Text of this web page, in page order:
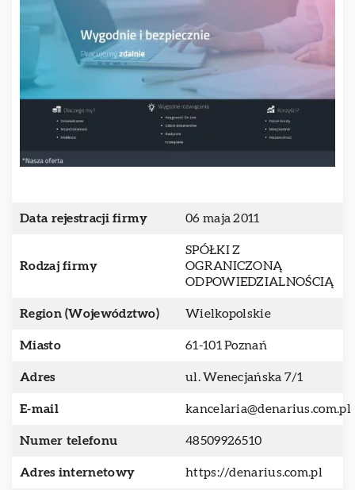
Data rejestracji firmy 06 maja 2011
Rodzaj firmy
SPÓŁKI Z
OGRANICZONĄ
ODPOWIEDZIALNOŚCIĄ
Region (Województwo) Wielkopolskie
Miasto 61-101 Poznań
Adres ul. Wenecjańska 7/1
E-mail kancelaria@denarius.com.pl
Numer telefonu 48509926510
Adres internetowy https://denarius.com.pl